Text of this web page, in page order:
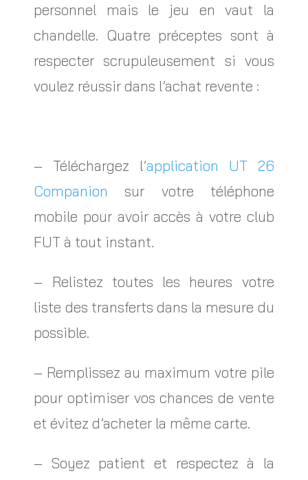
personnel mais le jeu en vaut la
chandelle. Quatre préceptes sont à
respecter scrupuleusement si vous
voulez réussir dans l’achat revente :
– Téléchargez l’application UT 26
Companion sur votre téléphone
mobile pour avoir accès à votre club
FUT à tout instant.
– Relistez toutes les heures votre
liste des transferts dans la mesure du
possible.
– Remplissez au maximum votre pile
pour optimiser vos chances de vente
et évitez d’acheter la même carte.
– Soyez patient et respectez à la